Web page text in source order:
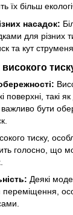
їх більш
насадок:
для різних
та кут струменя.
поверхні, такі
бути
тиску,
голосно, що
Деякі
переміщення,